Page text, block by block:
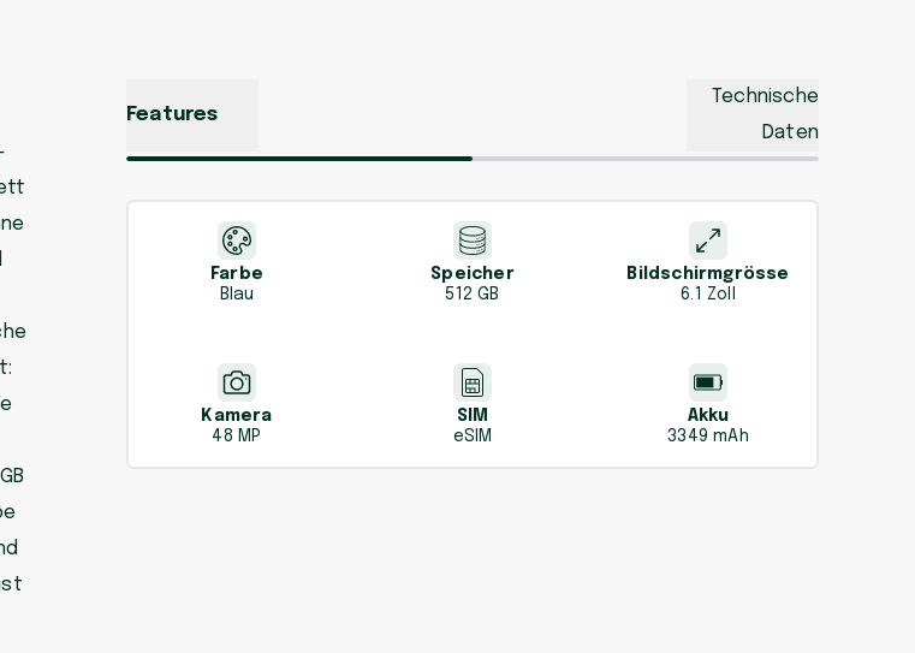
Features
Technische
Daten
Farbe
Blau
Speicher
512 GB
Bildschirmgrösse
6.1 Zoll
Kamera
48 MP
SIM
eSIM
Akku
3349 mAh